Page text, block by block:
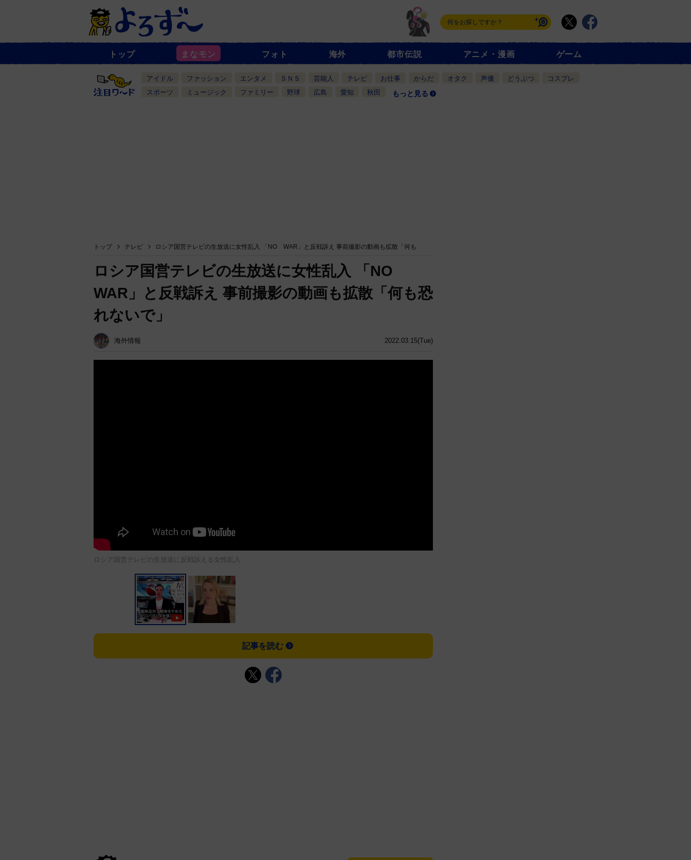
ュ
一
覧
トップ まなモン フォト 海外 都市伝説 アニメ・漫画 ゲーム
アイドル ファッション エンタメ ＳＮＳ 芸能人 テレビ お仕事 からだ オタク 声優 どうぶつ
コスプレ
スポーツ
ミュージック ファミリー 野球 広島 愛知 秋田 もっと見る
トップ テレビ ロシア国営テレビの生放送に女性乱入 「NO WAR」と反戦訴え 事前撮影の動画も拡散「何も
2022.03.15(Tue)
ロシア国営テレビの生放送に女性乱入 「NO
WAR」と反戦訴え 事前撮影の動画も拡散「何も恐
れないで」
海外情報
ロシア国営テレビの生放送に反戦訴える女性乱入
記事を読む